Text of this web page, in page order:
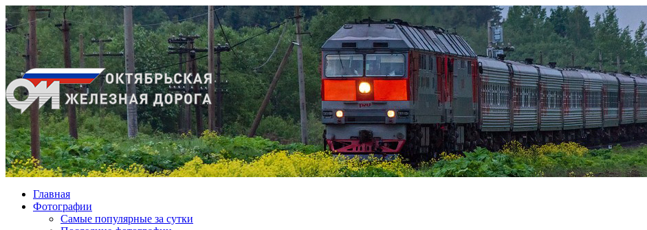
Главная
Фотографии
Cамые популярные за сутки